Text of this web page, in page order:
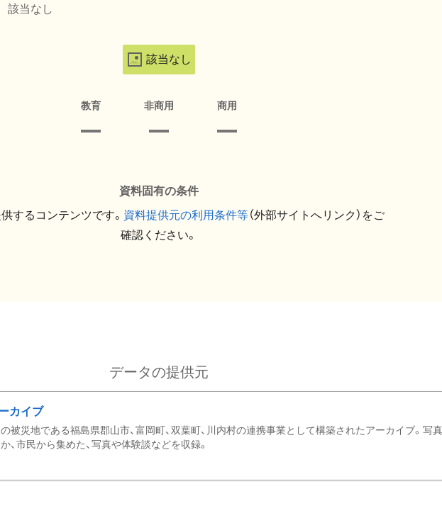
該当なし
該当なし
教育 非商用 商用
資料固有の条件
するコンテンツです。 資料提供元の利用条件等（外部サイトへリンク）をご
確認ください。
データの提供元
カイブ
被災地である福島県郡山市、富岡町、双葉町、川内村の連携事業として構築されたアーカイブ。写
、市民から集めた、写真や体験談などを収録。